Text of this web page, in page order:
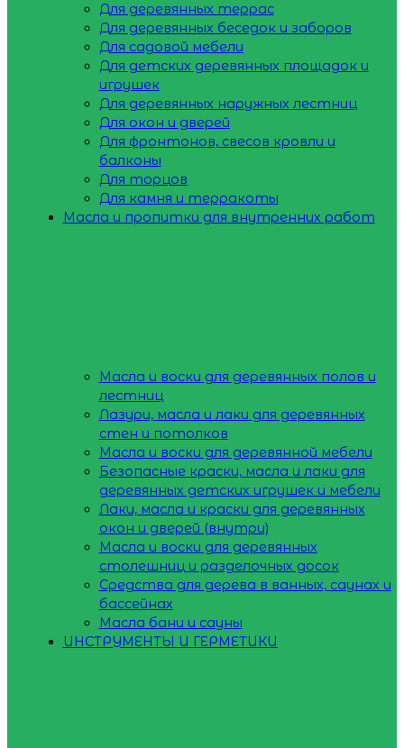
Для деревянных террас
Для деревянных беседок и заборов
Для садовой мебели
Для детских деревянных площадок и
игрушек
Для деревянных наружных лестниц
Для окон и дверей
Для фронтонов, свесов кровли и
балконы
Для торцов
Для камня и терракоты
Масла и пропитки для внутренних работ
Масла и воски для деревянных полов и
лестниц
Лазури, масла и лаки для деревянных
стен и потолков
Масла и воски для деревянной мебели
Безопасные краски, масла и лаки для
деревянных детских игрушек и мебели
Лаки, масла и краски для деревянных
окон и дверей (внутри)
Масла и воски для деревянных
столешниц и разделочных досок
Средства для дерева в ванных, саунах и
бассейнах
Масла бани и сауны
ИНСТРУМЕНТЫ И ГЕРМЕТИКИ